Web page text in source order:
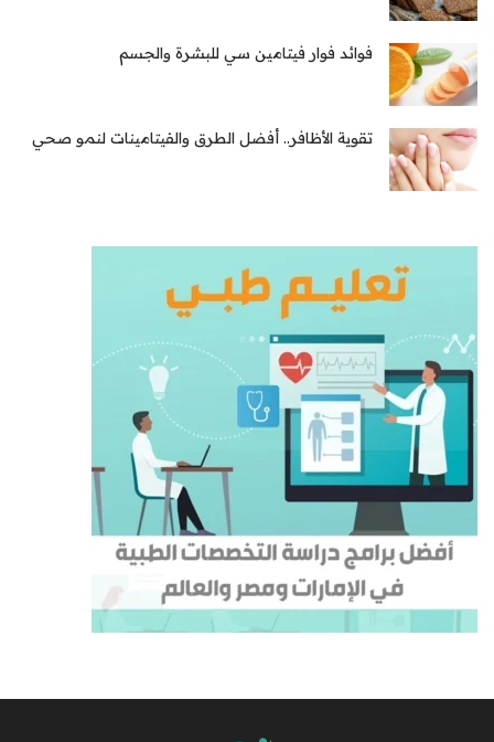
فوائد فوار فيتامين سي للبشرة والجسم
تقوية الأظافر.. أفضل الطرق والفيتامينات لنمو صحي